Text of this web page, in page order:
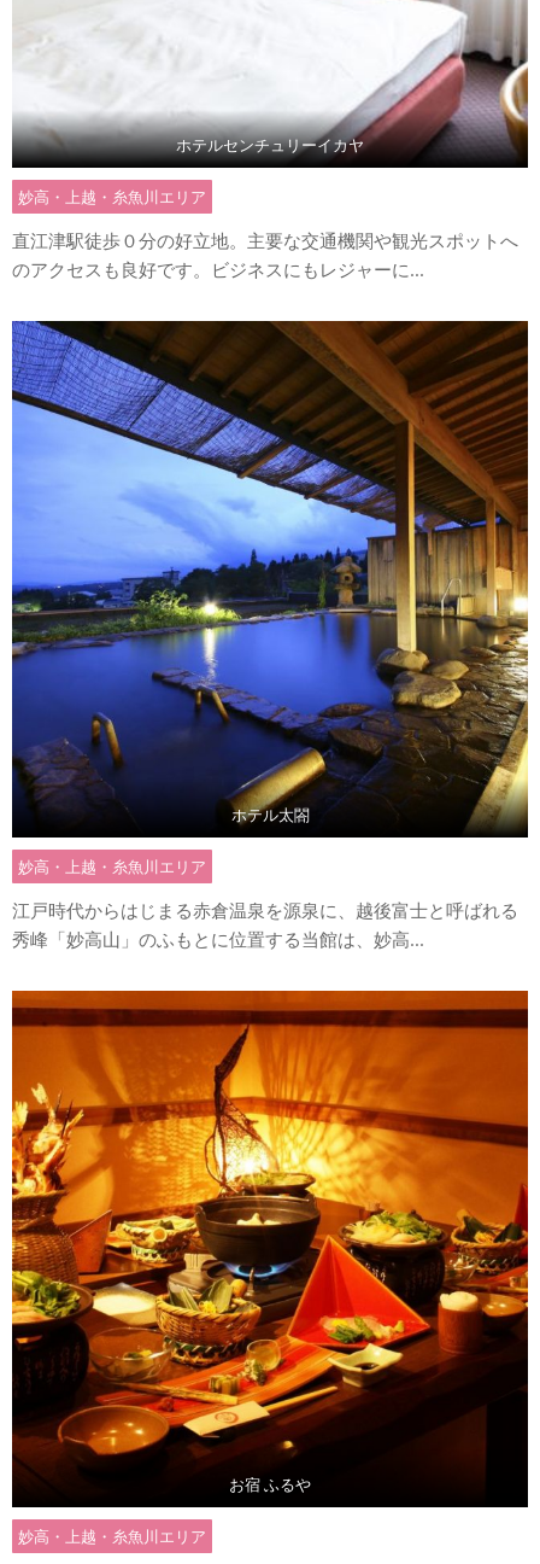
ホテルセンチュリーイカヤ
妙高・上越・糸魚川エリア
直江津駅徒歩０分の好立地。主要な交通機関や観光スポットへ
のアクセスも良好です。ビジネスにもレジャーに...
ホテル太閤
妙高・上越・糸魚川エリア
江戸時代からはじまる赤倉温泉を源泉に、越後富士と呼ばれる
秀峰「妙高山」のふもとに位置する当館は、妙高...
お宿 ふるや
妙高・上越・糸魚川エリア